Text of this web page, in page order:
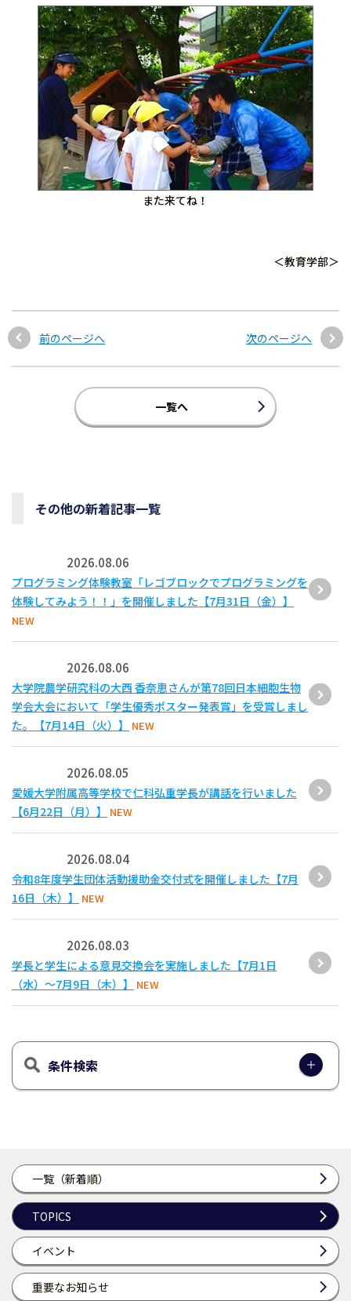
一覧（新着順）
TOPICS
イベント
重要なお知らせ
また来てね！
＜教育学部＞
前のページへ 次のページへ
一覧へ
その他の新着記事一覧
2026.08.06
プログラミング体験教室「レゴブロックでプログラミングを
体験してみよう！！」を開催しました【7月31日（金）】
NEW
2026.08.06
大学院農学研究科の大西 香奈恵さんが第78回日本細胞生物
学会大会において「学生優秀ポスター発表賞」を受賞しまし
た。【7月14日（火）】
NEW
2026.08.05
愛媛大学附属高等学校で仁科弘重学長が講話を行いました
【6月22日（月）】
NEW
2026.08.04
令和8年度学生団体活動援助金交付式を開催しました【7月
16日（木）】
NEW
2026.08.03
学長と学生による意見交換会を実施しました【7月1日
（水）～7月9日（木）】
NEW
条件検索